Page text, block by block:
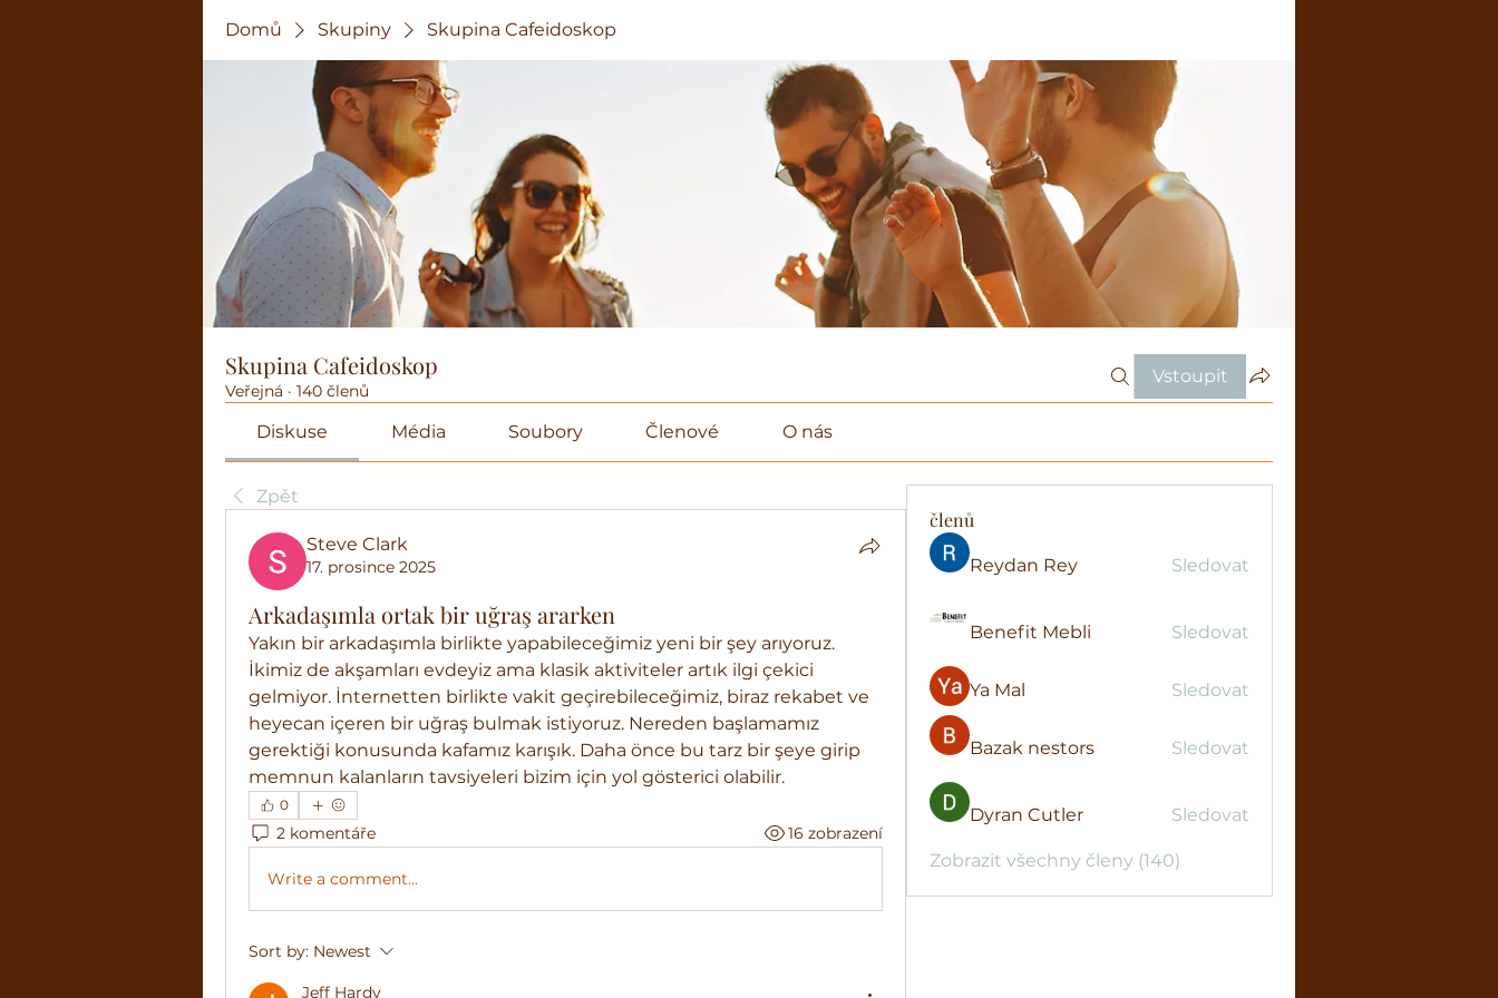
Domů Skupiny Skupina Cafeidoskop
Skupina Cafeidoskop
Veřejná · 140 členů
Vstoupit
Diskuse Média Soubory Členové O nás
Zpět
Steve Clark
17. prosince 2025
Arkadaşımla ortak bir uğraş ararken
Yakın bir arkadaşımla birlikte yapabileceğimiz yeni bir şey arıyoruz.
İkimiz de akşamları evdeyiz ama klasik aktiviteler artık ilgi çekici
gelmiyor. İnternetten birlikte vakit geçirebileceğimiz, biraz rekabet ve
heyecan içeren bir uğraş bulmak istiyoruz. Nereden başlamamız
gerektiği konusunda kafamız karışık. Daha önce bu tarz bir şeye girip
memnun kalanların tavsiyeleri bizim için yol gösterici olabilir.
0
2 komentáře 16 zobrazení
Write a comment...
Sort by: Newest
Jeff Hardy
členů
Reydan Rey Sledovat
Benefit Mebli Sledovat
Ya Mal Sledovat
Bazak nestors Sledovat
Dyran Cutler Sledovat
Zobrazit všechny členy (140)